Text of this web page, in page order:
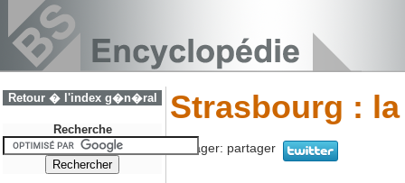
Retour � l'index g�n�ral
Recherche
Strasbourg :
Partager: partager